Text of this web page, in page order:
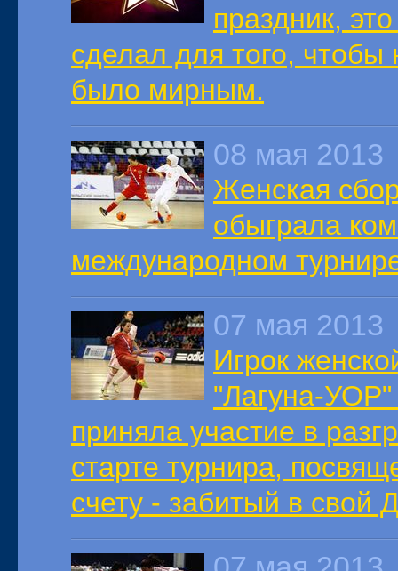
праздник,
сделал для того,
было мирным.
08 мая 2013
Женская
обыграла
международном
07 мая 2013
Игрок
"Лагуна-
приняла участие в
старте турнира,
счету - забитый в свой